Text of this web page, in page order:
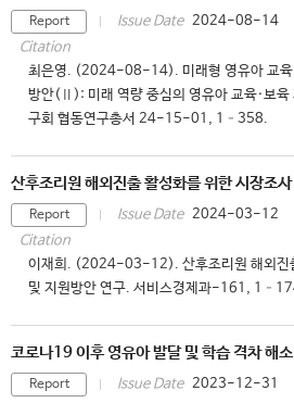
Report Issue Date 2024-08-14
Citation
최은영. (2024-08-14). 미래형 영유아 교육
방안(Ⅱ): 미래 역량 중심의 영유아 교육·보육
구회 협동연구총서 24-15-01, 1–358.
산후조리원 해외진출 활성화를 위한 시장조
Report Issue Date 2024-03-12
Citation
이재희. (2024-03-12). 산후조리원 해외진
및 지원방안 연구. 서비스경제과-161,
코로나19 이후 영유아 발달 및 학습 격차 해
Report Issue Date 2023-12-31